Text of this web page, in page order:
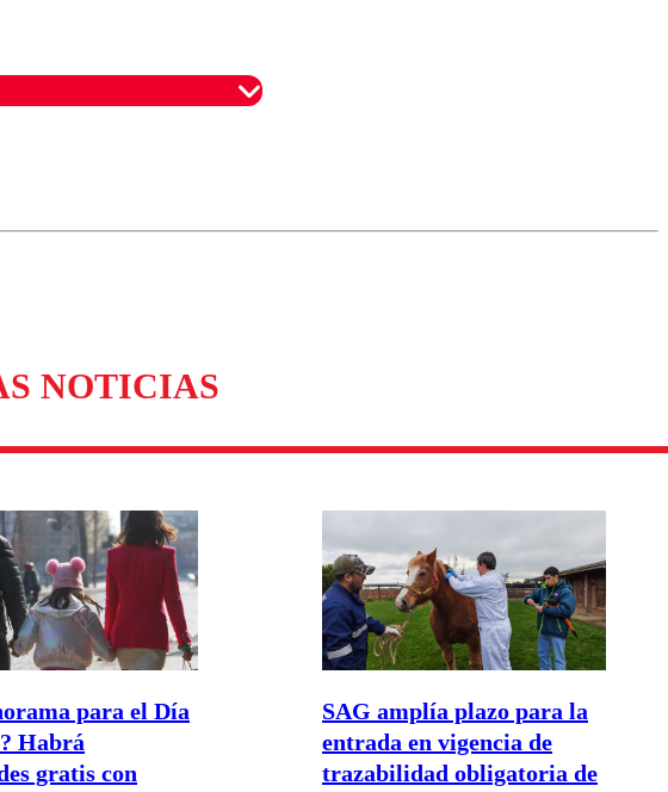
NOTICIAS
para el Día
Habrá
gratis con
SAG amplía plazo para la
entrada en vigencia de
trazabilidad obligatoria de